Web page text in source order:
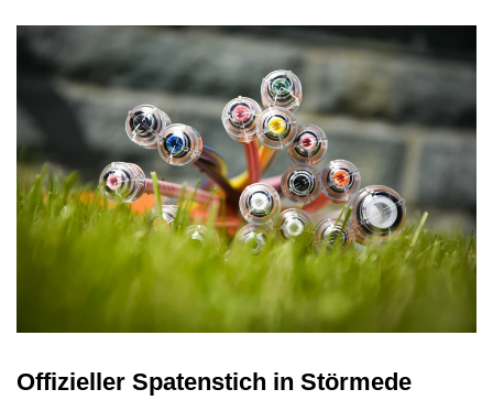
Offizieller Spatenstich in Störmede